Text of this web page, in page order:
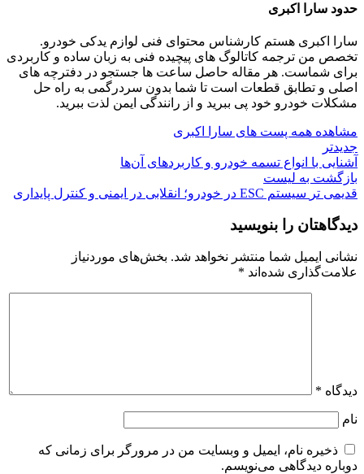
حدود سارا اکبری
سارا اکبری هستم کارشناس محتوای فنی لوازم یدکی خودرو.
تخصص من ترجمه کاتالوگ‌ های پیچیده فنی به زبان ساده و کاربردی
برای شماست. هر مقاله حاصل ساعت‌ ها جستجو در دفترچه‌ های
اصلی و تطابق قطعات است تا شما بدون سردرگمی به راه حل
مشکلات خودرو خود پی ببرید و از رانندگی ایمن لذت ببرید.
مشاهده همه پست های سارا اکبری
جدیدتر
آشنایی با انواع تسمه خودرو و کاربردهای آن‌ها
بازگشت به لیست
قدیمی تر سیستم ESC در خودرو؛ انقلابی در ایمنی و کنترل پایداری
دیدگاهتان را بنویسید
نشانی ایمیل شما منتشر نخواهد شد. بخش‌های موردنیاز
علامت‌گذاری شده‌اند *
دیدگاه *
نام
ذخیره نام، ایمیل و وبسایت من در مرورگر برای زمانی که
دوباره دیدگاهی می‌نویسم.